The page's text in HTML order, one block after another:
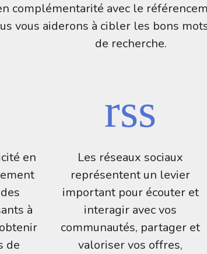
complémentarité avec le
vous aiderons à cibler les bons
de recherche.
en
à
de
Les réseaux sociaux
représentent un levier
important pour écouter et
interagir avec vos
communautés, partager et
valoriser vos offres,